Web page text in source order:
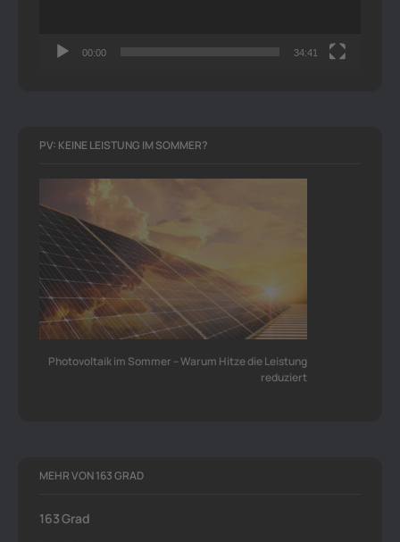
00:00 34:41
PV: KEINE LEISTUNG IM SOMMER?
Photovoltaik im Sommer – Warum Hitze die Leistung
reduziert
MEHR VON 163 GRAD
163 Grad